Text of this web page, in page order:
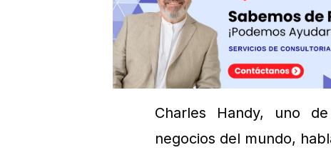
Charles Handy, uno
negocios del mundo,